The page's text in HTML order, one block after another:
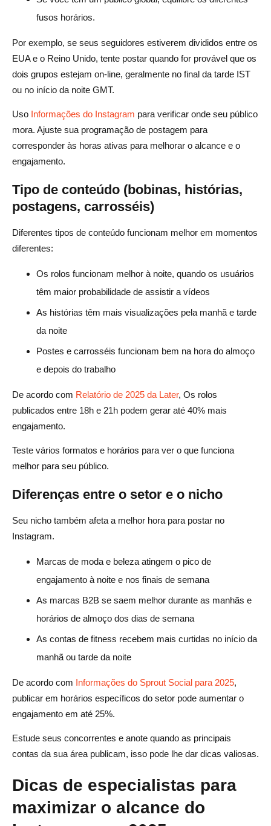
fusos horários.
Por exemplo, se seus seguidores estiverem divididos entre os
EUA e o Reino Unido, tente postar quando for provável que os
dois grupos estejam on-line, geralmente no final da tarde IST
ou no início da noite GMT.
Uso Informações do Instagram para verificar onde seu público
mora. Ajuste sua programação de postagem para
corresponder às horas ativas para melhorar o alcance e o
engajamento.
Tipo de conteúdo (bobinas, histórias,
postagens, carrosséis)
Diferentes tipos de conteúdo funcionam melhor em momentos
diferentes:
Os rolos funcionam melhor à noite, quando os usuários
têm maior probabilidade de assistir a vídeos
As histórias têm mais visualizações pela manhã e tarde
da noite
Postes e carrosséis funcionam bem na hora do almoço
e depois do trabalho
De acordo com Relatório de 2025 da Later, Os rolos
publicados entre 18h e 21h podem gerar até 40% mais
engajamento.
Teste vários formatos e horários para ver o que funciona
melhor para seu público.
Diferenças entre o setor e o nicho
Seu nicho também afeta a melhor hora para postar no
Instagram.
Marcas de moda e beleza atingem o pico de
engajamento à noite e nos finais de semana
As marcas B2B se saem melhor durante as manhãs e
horários de almoço dos dias de semana
As contas de fitness recebem mais curtidas no início da
manhã ou tarde da noite
De acordo com Informações do Sprout Social para 2025,
publicar em horários específicos do setor pode aumentar o
engajamento em até 25%.
Estude seus concorrentes e anote quando as principais
contas da sua área publicam, isso pode lhe dar dicas valiosas.
Dicas de especialistas para
maximizar o alcance do